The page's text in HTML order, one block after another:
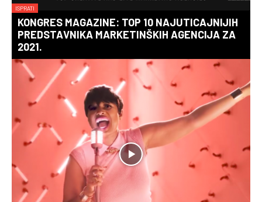
ISPRATI
KONGRES MAGAZINE: TOP 10 NAJUTICAJNIJIH
PREDSTAVNIKA MARKETINŠKIH AGENCIJA ZA
2021.